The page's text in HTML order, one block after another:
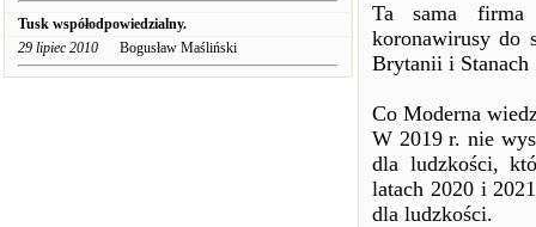
Tusk współodpowiedzialny.
29 lipiec 2010 Bogusław Maśliński
Ta sama firma
koronawirusy do
Brytanii i
Co Moderna
W 2019 r. nie
dla ludzkości,
latach 2020 i
dla ludzkości.